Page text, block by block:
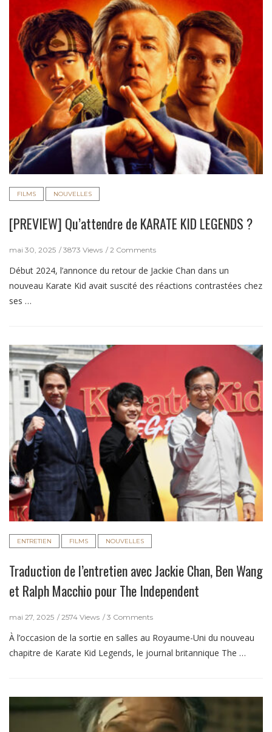
FILMS NOUVELLES
[PREVIEW] Qu’attendre de KARATE KID LEGENDS ?
mai 30, 2025 3873 Views 2 Comments
Début 2024, l’annonce du retour de Jackie Chan dans un
nouveau Karate Kid avait suscité des réactions contrastées chez
ses …
ENTRETIEN FILMS NOUVELLES
Traduction de l’entretien avec Jackie Chan, Ben Wang
et Ralph Macchio pour The Independent
mai 27, 2025 2574 Views 3 Comments
À l’occasion de la sortie en salles au Royaume-Uni du nouveau
chapitre de Karate Kid Legends, le journal britannique The …